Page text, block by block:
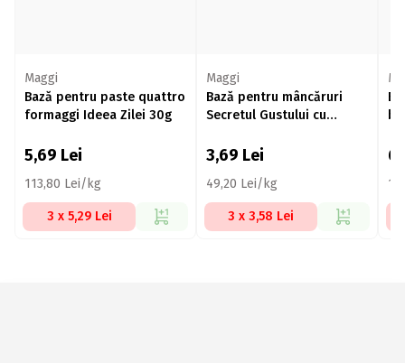
Maggi
Bază pentru paste quattro
formaggi Ideea Zilei 30g
5,69 Lei
113,80 Lei/kg
3 x 5,29 Lei
Maggi
Bază pentru mâncăruri
Secretul Gustului cu
3,69 Lei
49,20 Lei/kg
3 x 3,58 Lei